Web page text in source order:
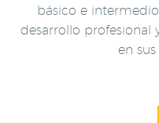
básico e
desarrollo profesional
en